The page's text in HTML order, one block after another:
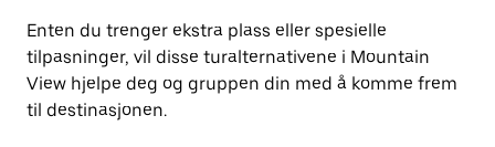
Enten du trenger ekstra plass eller spesielle
tilpasninger, vil disse turalternativene i Mountain
View hjelpe deg og gruppen din med å komme frem
til destinasjonen.